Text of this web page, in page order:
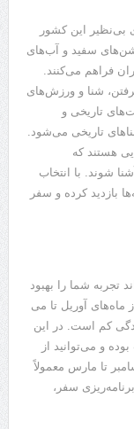
بی‌نظیر این کشور
سفید و آب‌های
فراهم می‌کنند.
شنا و ورزش‌های
تاریخی و
تاریخی می‌شود.
هستند که
شوند. با انتخاب
بازدید کرده و سفر
تجربه شما را بهبود
آوریل تا می
کم است. در این
و می‌توانید از
تا مارس معمولاً
سفر،